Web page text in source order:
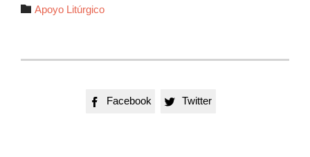
 Autor
Apoyo Litúrgico
 Facebook  Twitter